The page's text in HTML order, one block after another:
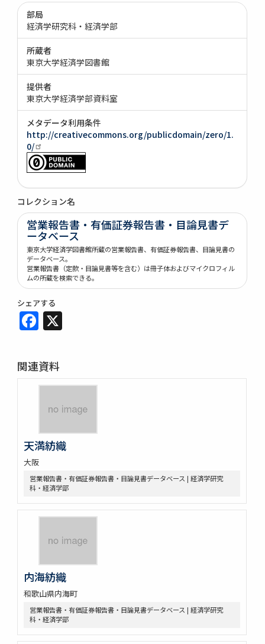
部局
経済学研究科・経済学部
所蔵者
東京大学経済学図書館
提供者
東京大学経済学部資料室
メタデータ利用条件
http://creativecommons.org/publicdomain/zero/1.
0/
コレクション名
営業報告書・有価証券報告書・目論見書デ
ータベース
東京大学経済学図書館所蔵の営業報告書、有価証券報告書、目論見書の
データベース。
営業報告書（定款・目論見書等を含む）は冊子体およびマイクロフィル
ムの所蔵を検索できる。
シェアする
Facebook
関連資料
天満紡織
大阪
営業報告書・有価証券報告書・目論見書データベース | 経済学研究
科・経済学部
内海紡織
和歌山県内海町
営業報告書・有価証券報告書・目論見書データベース | 経済学研究
科・経済学部